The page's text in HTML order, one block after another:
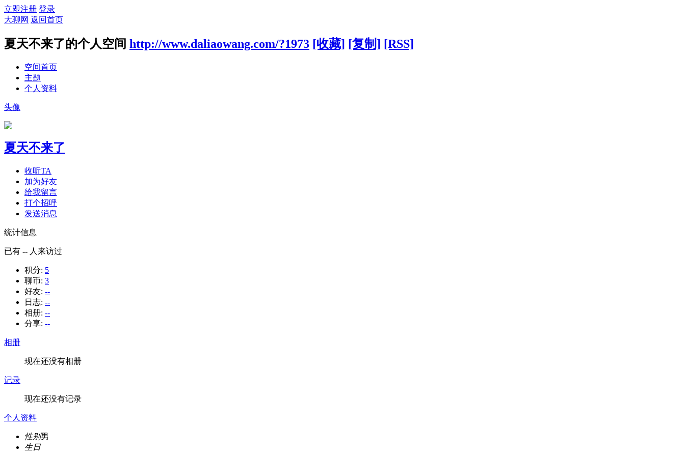
立即注册 登录
大聊网 返回首页
夏天不来了的个人空间 http://www.daliaowang.com/?1973 [收藏] [复制] [RSS]
空间首页
主题
个人资料
头像
夏天不来了
收听TA
加为好友
给我留言
打个招呼
发送消息
统计信息
已有 -- 人来访过
积分: 5
聊币: 3
好友: --
日志: --
相册: --
分享: --
相册
现在还没有相册
记录
现在还没有记录
个人资料
性别男
生日